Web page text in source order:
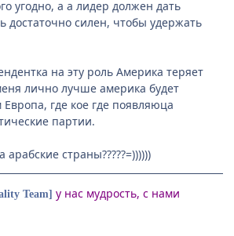
угодно, а а лидер должен дать
достаточно силен, чтобы удержать
на эту роль Америка теряет
лично лучше америка будет
где кое где появляюца
партии.
арабские страны?????=))))))
Team] у нас мудрость, с нами